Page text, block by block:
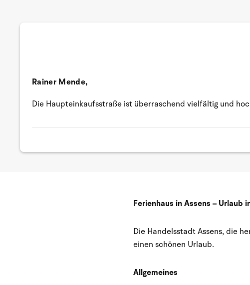
Rainer Mende,
Die Haupteinkaufsstraße ist überraschend vielfältig und
Ferienhaus in Assens – Urlaub
Die Handelsstadt Assens, die
einen schönen Urlaub.
Allgemeines